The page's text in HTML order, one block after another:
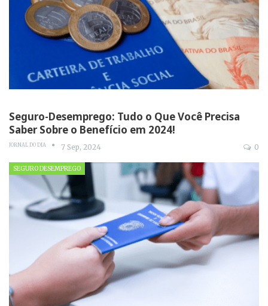
Seguro-Desemprego: Tudo o Que Você Precisa
Saber Sobre o Benefício em 2024!
JORNAL DO DIA 7 Sep, 2024 0
SEGURO DESEMPREGO